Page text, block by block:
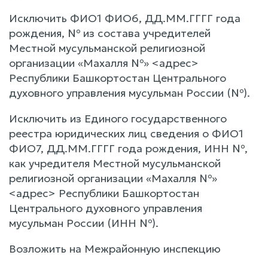
Исключить ФИО1 ФИО6, ДД.ММ.ГГГГ года
рождения, № из состава учредителей
Местной мусульманской религиозной
организации «Махалля №» <адрес>
Республики Башкортостан Центрального
духовного управления мусульман России (№).
Исключить из Единого государственного
реестра юридических лиц сведения о ФИО1
ФИО7, ДД.ММ.ГГГГ года рождения, ИНН №,
как учредителя Местной мусульманской
религиозной организации «Махалля №»
<адрес> Республики Башкортостан
Центрального духовного управления
мусульман России (ИНН №).
Возложить на Межрайонную инспекцию